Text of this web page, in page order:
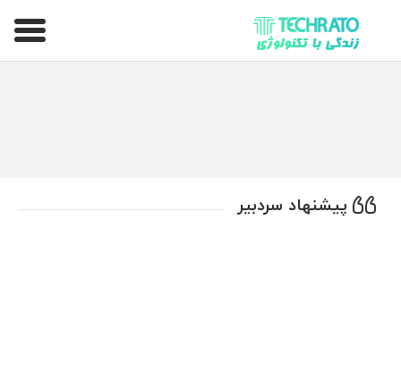
تکراتو – زندگی با تکنولوژی
پیشنهاد سردبیر